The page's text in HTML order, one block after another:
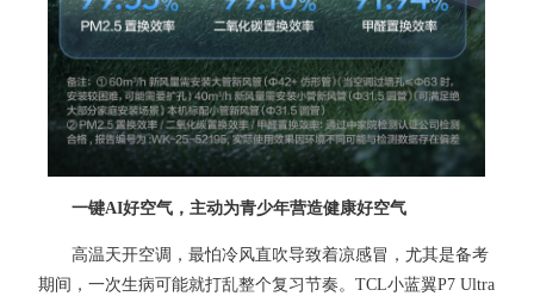
一键AI好空气，主动为青少年营造健康好空气
高温天开空调，最怕冷风直吹导致着凉感冒，尤其是备考
期间，一次生病可能就打乱整个复习节奏。TCL小蓝翼P7 Ultra